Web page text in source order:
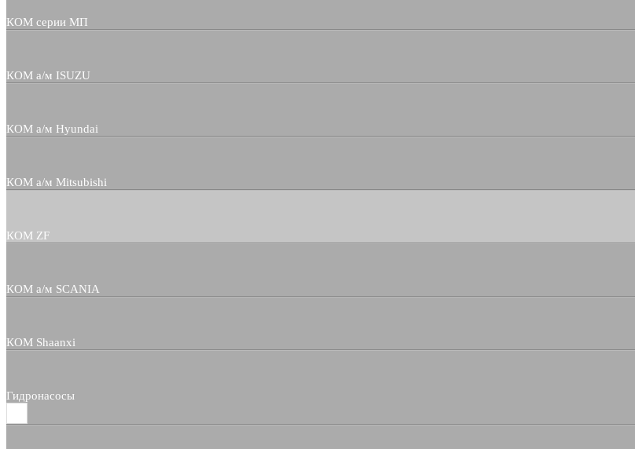
КОМ серии МП
КОМ а/м ISUZU
КОМ а/м Hyundai
КОМ а/м Mitsubishi
КОМ ZF
КОМ а/м SCANIA
КОМ Shaanxi
Гидронасосы